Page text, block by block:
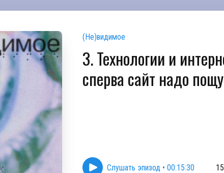
(Не)видимое
3. Технологии и
сперва сайт надо
Слушать эпизод • 00:15:30